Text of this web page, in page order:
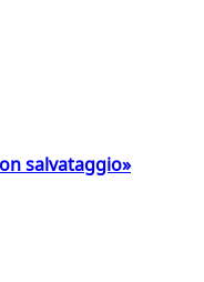
salvataggio»